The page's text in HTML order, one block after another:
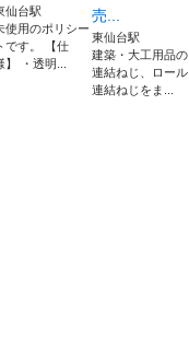
仙台駅
使用のポリシー
です。 【仕
】 ・透明...
売...
東仙台駅
建築・大工用品の
連結ねじ、ロール
連結ねじをま...